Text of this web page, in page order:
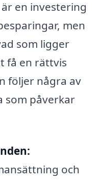
en investering
men
som ligger
få en rättvis
följer några av
som påverkar
och